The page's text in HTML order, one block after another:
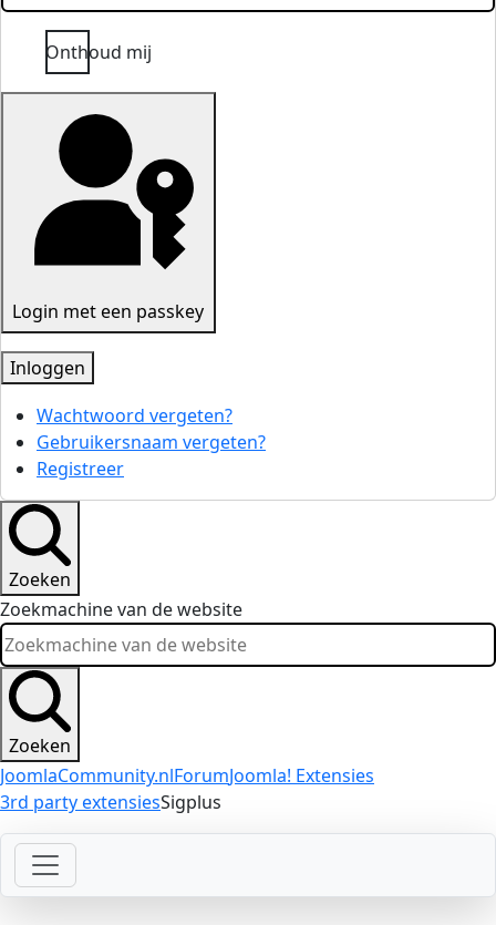
Onthoud mij
Login met een passkey
Inloggen
Wachtwoord vergeten?
Gebruikersnaam vergeten?
Registreer
Zoeken
Zoekmachine van de website
Zoeken
JoomlaCommunity.nlForumJoomla! Extensies
3rd party extensiesSigplus